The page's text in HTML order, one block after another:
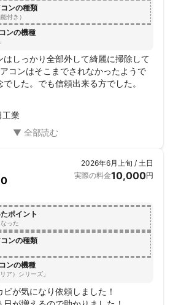
ンの種類
付き）
ンの機種
しっかり全部外して綺麗に掃除して
コンはそこまでされなかったようで
した。でも信頼出来る方でした。
工業
2026年6月上旬 / 土日
実際の料金10,000円
ポイント
った
ンの種類
ンの機種
ア）シリーズ」
が気になり依頼しました！